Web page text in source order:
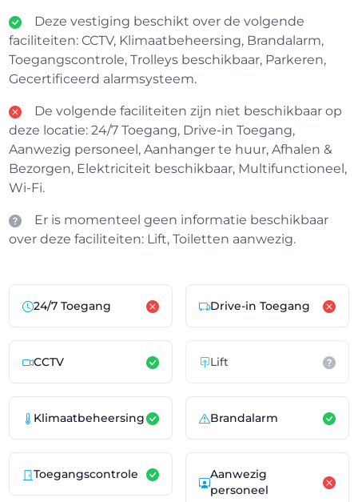
Deze vestiging beschikt over de volgende
faciliteiten: CCTV, Klimaatbeheersing, Brandalarm,
Toegangscontrole, Trolleys beschikbaar, Parkeren,
Gecertificeerd alarmsysteem.
De volgende faciliteiten zijn niet beschikbaar op
deze locatie: 24/7 Toegang, Drive-in Toegang,
Aanwezig personeel, Aanhanger te huur, Afhalen &
Bezorgen, Elektriciteit beschikbaar, Multifunctioneel,
Wi-Fi.
Er is momenteel geen informatie beschikbaar
over deze faciliteiten: Lift, Toiletten aanwezig.
24/7 Toegang Drive-in Toegang
CCTV Lift
Klimaatbeheersing Brandalarm
Toegangscontrole
Aanwezig
personeel